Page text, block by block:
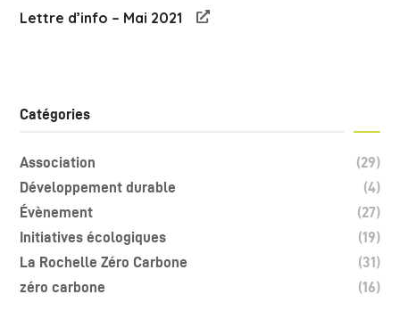
Lettre d’info – Mai 2021
Catégories
Association
(29)
Développement durable
(4)
Évènement
(27)
Initiatives écologiques
(19)
La Rochelle Zéro Carbone
(31)
zéro carbone
(16)